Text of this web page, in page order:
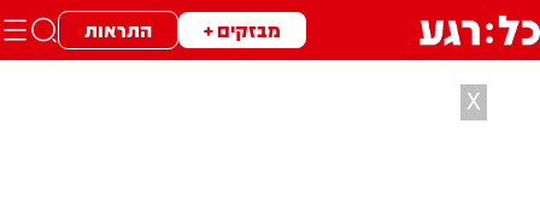
מבזקים + התראות
X